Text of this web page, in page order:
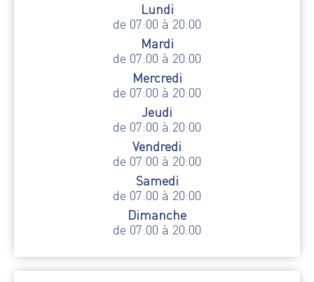
Lundi
de 07:00 à 20:00
Mardi
de 07:00 à 20:00
Mercredi
de 07:00 à 20:00
Jeudi
de 07:00 à 20:00
Vendredi
de 07:00 à 20:00
Samedi
de 07:00 à 20:00
Dimanche
de 07:00 à 20:00